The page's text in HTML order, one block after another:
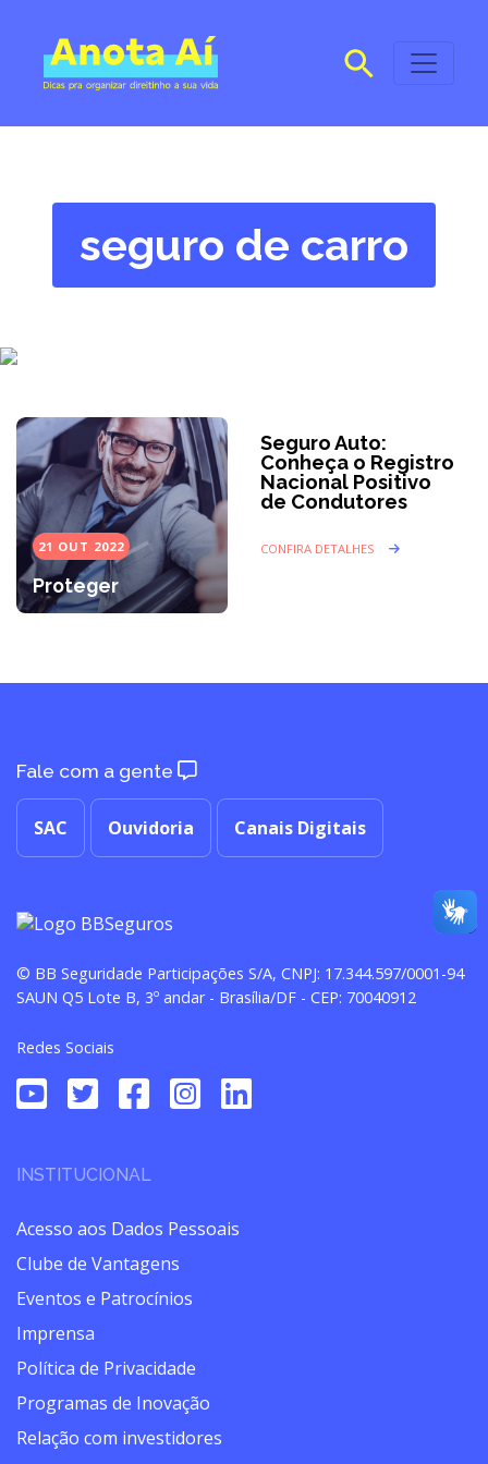
seguro de carro
21 OUT 2022
Proteger
Seguro Auto:
Conheça o Registro
Nacional Positivo
de Condutores
CONFIRA DETALHES
Fale com a gente
SAC Ouvidoria Canais Digitais
© BB Seguridade Participações S/A, CNPJ: 17.344.597/0001-94
SAUN Q5 Lote B, 3º andar - Brasília/DF - CEP: 70040912
Redes Sociais
INSTITUCIONAL
Acesso aos Dados Pessoais
Clube de Vantagens
Eventos e Patrocínios
Imprensa
Política de Privacidade
Programas de Inovação
Relação com investidores